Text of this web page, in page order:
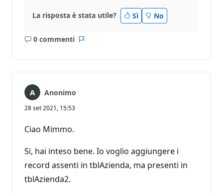
La risposta è stata utile? Sì No
0 commenti
Nessun
Anonimo
28 set 2021, 15:53
Ciao Mimmo.
Si, hai inteso bene. Io voglio aggiungere i
record assenti in tblAzienda, ma presenti in
tblAzienda2.